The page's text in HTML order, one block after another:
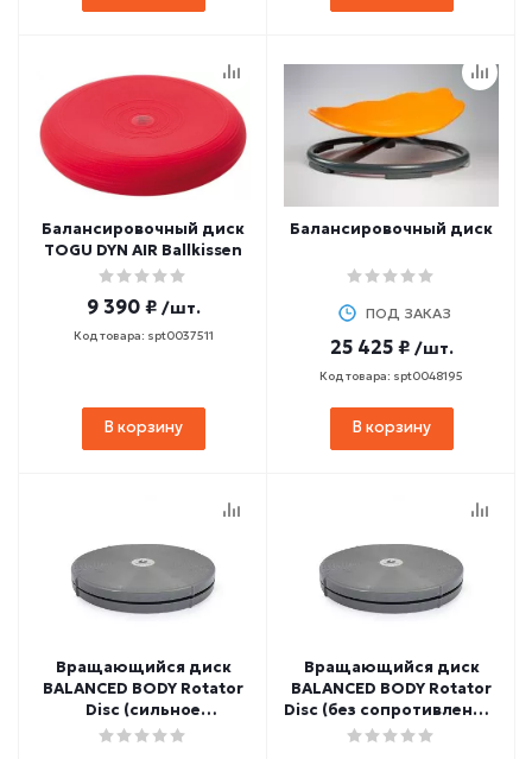
Балансировочный диск
TOGU DYN AIR Ballkissen
9 390 ₽ /шт.
Код товара: spt0037511
В корзину
Балансировочный диск
ПОД ЗАКАЗ
25 425 ₽ /шт.
Код товара: spt0048195
В корзину
Вращающийся диск
BALANCED BODY Rotator
Disc (сильное
сопротивление) 30,5 см
Вращающийся диск
BALANCED BODY Rotator
Disc (без сопротивления)
30,5 см